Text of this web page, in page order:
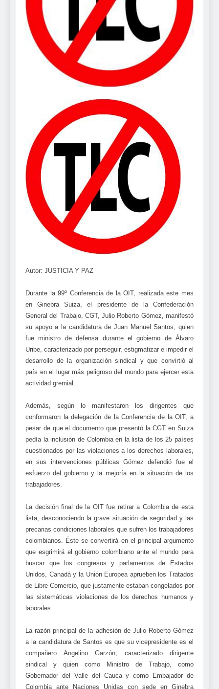
Autor: JUSTICIA Y PAZ
Durante la 99º Conferencia de la OIT, realizada este mes
en Ginebra Suiza, el presidente de la Confederación
General del Trabajo, CGT, Julio Roberto Gómez, manifestó
su apoyo a la candidatura de Juan Manuel Santos, quien
fue ministro de defensa durante el gobierno de Álvaro
Uribe, caracterizado por perseguir, estigmatizar e impedir el
desarrollo de la organización sindical y que convirtió al
país en el lugar más peligroso del mundo para ejercer esta
actividad gremial.
Además, según lo manifestaron los dirigentes que
conformaron la delegación de la Conferencia de la OIT, a
pesar de que el documento que presentó la CGT en Suiza
pedía la inclusión de Colombia en la lista de los 25 países
cuestionados por las violaciones a los derechos laborales,
en sus intervenciones públicas Gómez defendió fue el
esfuerzo del gobierno y la mejoría en la situación de los
trabajadores.
La decisión final de la OIT fue retirar a Colombia de esta
lista, desconociendo la grave situación de seguridad y las
precarias condiciones laborales que sufren los trabajadores
colombianos. Éste se convertirá en el principal argumento
que esgrimirá el gobierno colombiano ante el mundo para
buscar que los congresos y parlamentos de Estados
Unidos, Canadá y la Unión Europea aprueben los Tratados
de Libre Comercio, que justamente estaban congelados por
las sistemáticas violaciones de los derechos humanos y
laborales.
La razón principal de la adhesión de Julio Roberto Gómez
a la candidatura de Santos es que su vicepresidente es el
compañero Angelino Garzón, caracterizado dirigente
sindical y quien como Ministro de Trabajo, como
Gobernador del Valle del Cauca y como Embajador de
Colombia ante Naciones Unidas con sede en Ginebra